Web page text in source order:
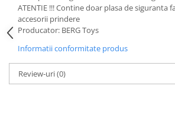
Sac de dormit 140 cm
Sac de dormit 150 cm
Sac de dormit tineret
ATENTIE !!! Contine doar plasa de siguranta
accesorii prindere
Producator: BERG Toys
Informatii conformitate produs
Review-uri(0)